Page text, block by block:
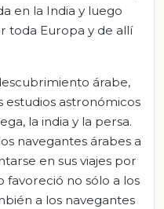
en la India y luego
toda Europa y de allí
árabe,
estudios astronómicos
la india y la persa.
navegantes árabes a
en sus viajes por
no sólo a los
a los navegantes